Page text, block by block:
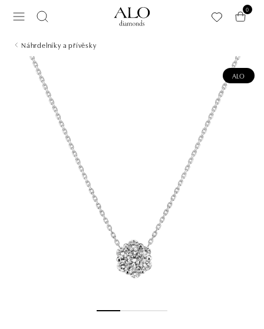
0
Náhrdelníky a přívěsky
ALO